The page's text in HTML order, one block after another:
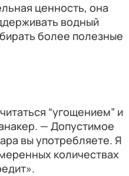
ценность, она
водный
более полезные
“угощением” и
— Допустимое
вы употребляете. Я
количествах